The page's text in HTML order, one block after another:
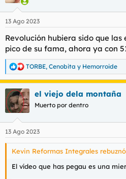
otras artistas haciendo la zorra
tanto nacionales como
desahogaríamos verbalmente y
Empiezo yo con el video en
guarras llamadas The Pretty
Para ver este contenido,
para configurar cookies de
Para obtener información más
página de cookies.
Aceptar cookies de terceros
Para ver este contenido,
13 Ago 2023
Revolución hubiera sido que las
pico de su fama, ahora ya con
R
e
c
c
i
e
s
TORBE, Cenobita y Hemorroide
el viejo dela montaña
Muerto por dentro
13 Ago 2023
Kevin Reformas Integrales
El vídeo que has pegau es una